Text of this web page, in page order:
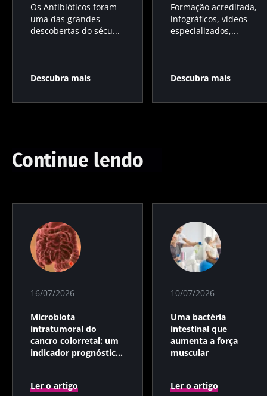
Os Antibióticos foram
uma das grandes
descobertas do sécu...
Descubra mais
Formação acreditada,
infográficos, vídeos
especializados,...
Descubra mais
Continue lendo
16/07/2026
Microbiota
intratumoral do
cancro colorretal: um
indicador prognóstico
Ler o artigo
10/07/2026
Uma bactéria
intestinal que
aumenta a força
muscular
Ler o artigo